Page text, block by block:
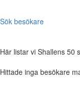
Sök besökare
Här listar vi Shallens 50
Hittade inga besökare